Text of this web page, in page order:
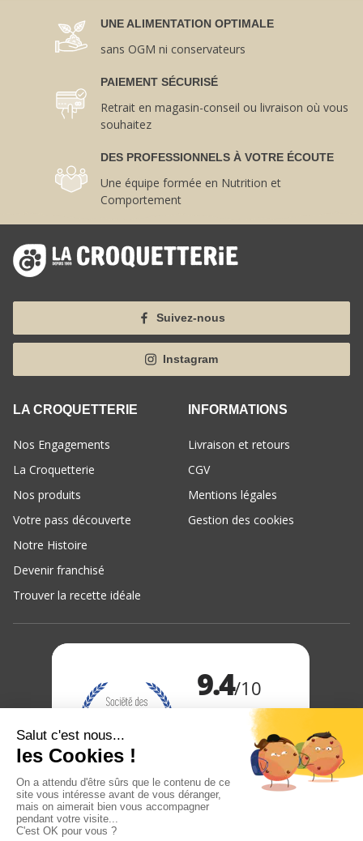
UNE ALIMENTATION OPTIMALE
sans OGM ni conservateurs
PAIEMENT SÉCURISÉ
Retrait en magasin-conseil ou livraison où vous
souhaitez
DES PROFESSIONNELS À VOTRE ÉCOUTE
Une équipe formée en Nutrition et
Comportement
Suivez-nous
Instagram
LA CROQUETTERIE
Nos Engagements
La Croquetterie
Nos produits
Votre pass découverte
Notre Histoire
Devenir franchisé
Trouver la recette idéale
INFORMATIONS
Livraison et retours
CGV
Mentions légales
Gestion des cookies
Marchand approuvé par la Société des Avis Garantis,